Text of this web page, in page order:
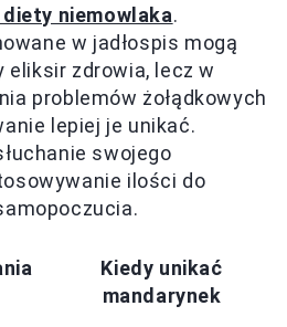
niemowlaka.
w jadłospis mogą
eliksir zdrowia, lecz w
problemów żołądkowych
lepiej je unikać.
swojego
ilości do
Kiedy unikać
mandarynek